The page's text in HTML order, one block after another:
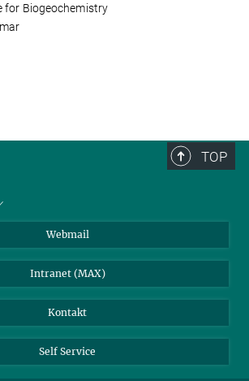
for Biogeochemistry
TOP
Webmail
Intranet (MAX)
Kontakt
Self Service